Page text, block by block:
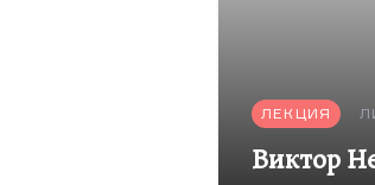
ЛЕКЦИЯ
Виктор